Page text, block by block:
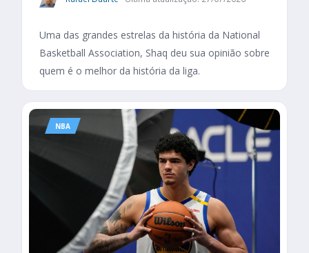
Uma das grandes estrelas da história da National
Basketball Association, Shaq deu sua opinião sobre
quem é o melhor da história da liga.
NBA